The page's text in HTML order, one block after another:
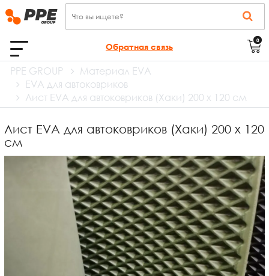
Обратная связь
0
PPE GROUP
Материал EVA
EVA для автоковриков
Лист EVA для автоковриков (Хаки) 200 х 120 см
Лист EVA для автоковриков (Хаки) 200 х 120
см